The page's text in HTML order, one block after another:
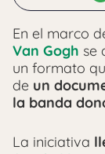
En el marco
Van Gogh se
un formato
de un
la banda
La iniciativa